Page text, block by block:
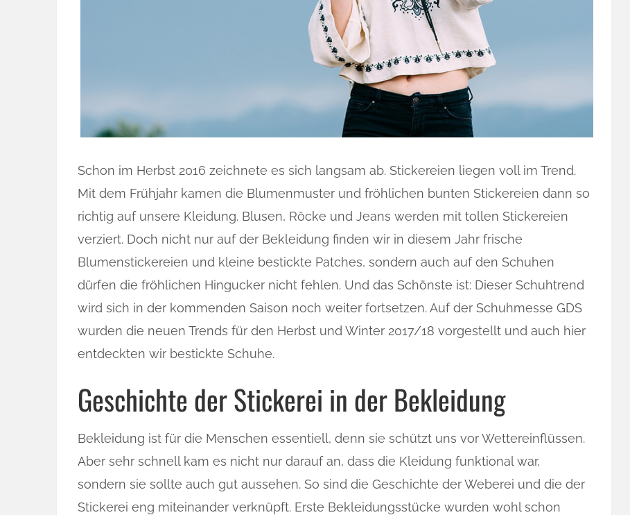
Schon im Herbst 2016 zeichnete es sich langsam ab. Stickereien liegen voll im Trend.
Mit dem Frühjahr kamen die Blumenmuster und fröhlichen bunten Stickereien dann so
richtig auf unsere Kleidung. Blusen, Röcke und Jeans werden mit tollen Stickereien
verziert. Doch nicht nur auf der Bekleidung finden wir in diesem Jahr frische
Blumenstickereien und kleine bestickte Patches, sondern auch auf den Schuhen
dürfen die fröhlichen Hingucker nicht fehlen. Und das Schönste ist: Dieser Schuhtrend
wird sich in der kommenden Saison noch weiter fortsetzen. Auf der Schuhmesse GDS
wurden die neuen Trends für den Herbst und Winter 2017/18 vorgestellt und auch hier
entdeckten wir bestickte Schuhe.
Geschichte der Stickerei in der Bekleidung
Bekleidung ist für die Menschen essentiell, denn sie schützt uns vor Wettereinflüssen.
Aber sehr schnell kam es nicht nur darauf an, dass die Kleidung funktional war,
sondern sie sollte auch gut aussehen. So sind die Geschichte der Weberei und die der
Stickerei eng miteinander verknüpft. Erste Bekleidungsstücke wurden wohl schon